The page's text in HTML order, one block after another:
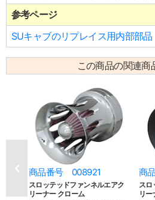
参考ページ
SUキャブのリプレイス用内部部品
この商品の関連商
商品番号 008921
スロッテッドファンネルエアク
リーナー クローム
商
スロ
リー